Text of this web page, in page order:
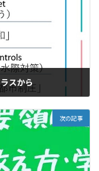
スから
次の記事